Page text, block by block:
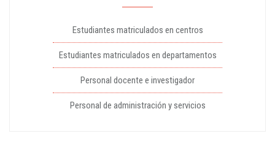
Estudiantes matriculados en centros
Estudiantes matriculados en departamentos
Personal docente e investigador
Personal de administración y servicios